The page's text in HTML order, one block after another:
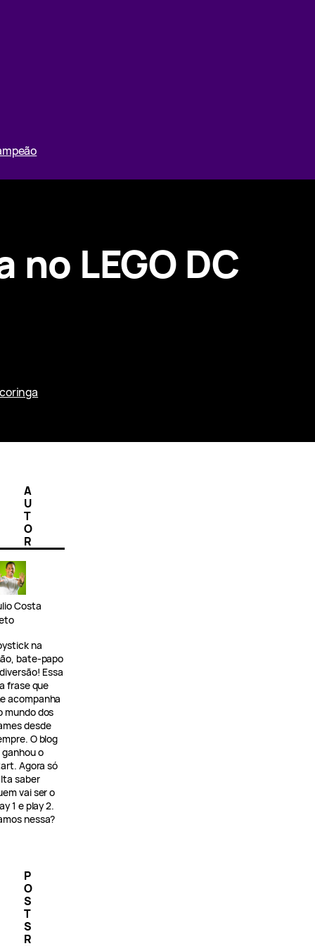
LEGO DC
A
U
T
O
R
Costa
na
bate-papo
Essa
frase que
acompanha
mundo dos
desde
O blog
ganhou o
Agora só
saber
vai ser o
1 e play 2.
nessa?
P
O
S
T
S
R